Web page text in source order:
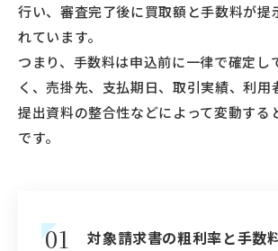
行い、審査完了後に買取額と手数料が提
れています。
つまり、手数料は申込前に一律で確定し
く、売掛先、支払期日、取引実績、利用
提出資料の整合性などによって変動する
です。
01 対象請求書の粗利率と手数